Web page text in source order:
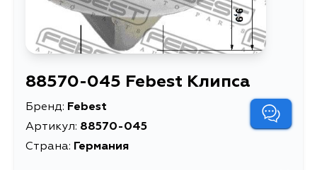
88570-045 Febest Клипса
Бренд: Febest
Артикул: 88570-045
Страна: Германия